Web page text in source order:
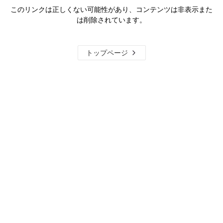
このリンクは正しくない可能性があり、コンテンツは非表示また
は削除されています。
トップページ